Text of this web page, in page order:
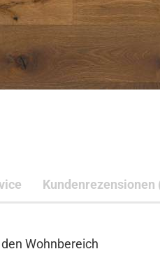
Kundenrezensionen
Wohnbereich